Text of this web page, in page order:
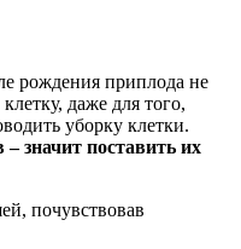
рождения приплода не
даже для того,
уборку клетки.
значит поставить их
почувствовав